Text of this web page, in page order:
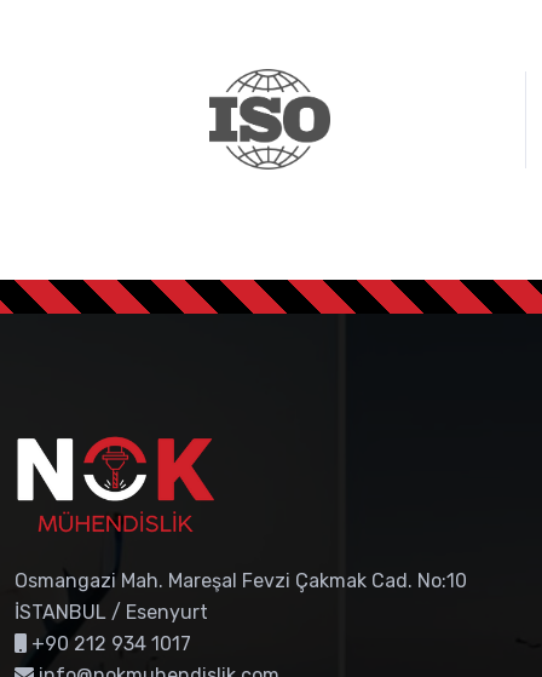
Osmangazi Mah. Mareşal Fevzi Çakmak Cad. No:10
İSTANBUL / Esenyurt
+90 212 934 1017